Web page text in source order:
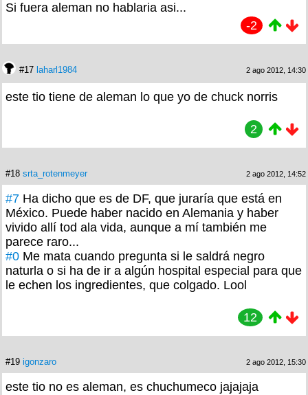
Si fuera aleman no hablaria asi...
-2
#17 laharl1984 2 ago 2012, 14:30
este tio tiene de aleman lo que yo de chuck norris
2
#18 srta_rotenmeyer 2 ago 2012, 14:52
#7 Ha dicho que es de DF, que juraría que está en
México. Puede haber nacido en Alemania y haber
vivido allí tod ala vida, aunque a mí también me
parece raro...
#0 Me mata cuando pregunta si le saldrá negro
naturla o si ha de ir a algún hospital especial para que
le echen los ingredientes, que colgado. Lool
12
#19 igonzaro 2 ago 2012, 15:30
este tio no es aleman, es chuchumeco jajajaja